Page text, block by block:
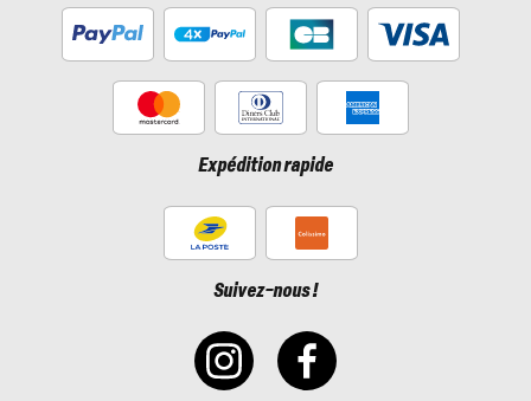
Expédition rapide
Suivez-nous !